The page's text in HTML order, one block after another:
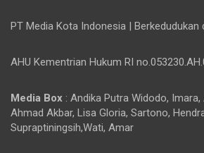
PT Media Kota Indonesia | Berkedudukan
AHU Kementrian Hukum RI
Media Box : Andika Putra Widodo,
Ahmad Akbar, Lisa Gloria, Sartono,
Supraptiningsih,Wati, Amar